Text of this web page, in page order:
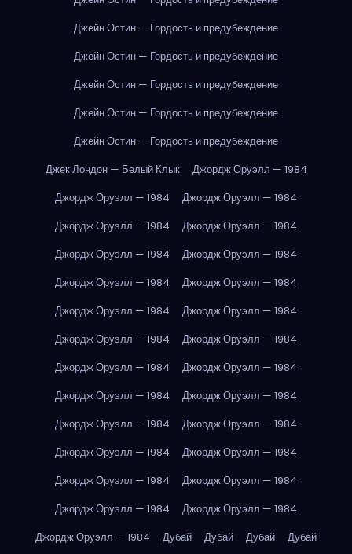
Джейн Остин — Гордость и предубеждение
Джейн Остин — Гордость и предубеждение
Джейн Остин — Гордость и предубеждение
Джейн Остин — Гордость и предубеждение
Джейн Остин — Гордость и предубеждение
Джек Лондон — Белый Клык
Джордж Оруэлл — 1984
Джордж Оруэлл — 1984
Джордж Оруэлл — 1984
Джордж Оруэлл — 1984
Джордж Оруэлл — 1984
Джордж Оруэлл — 1984
Джордж Оруэлл — 1984
Джордж Оруэлл — 1984
Джордж Оруэлл — 1984
Джордж Оруэлл — 1984
Джордж Оруэлл — 1984
Джордж Оруэлл — 1984
Джордж Оруэлл — 1984
Джордж Оруэлл — 1984
Джордж Оруэлл — 1984
Джордж Оруэлл — 1984
Джордж Оруэлл — 1984
Джордж Оруэлл — 1984
Джордж Оруэлл — 1984
Джордж Оруэлл — 1984
Джордж Оруэлл — 1984
Джордж Оруэлл — 1984
Джордж Оруэлл — 1984
Джордж Оруэлл — 1984
Джордж Оруэлл — 1984
Джордж Оруэлл — 1984
Дубай Дубай Дубай
Дубай